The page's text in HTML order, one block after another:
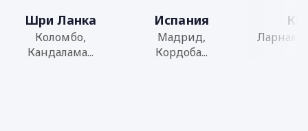
Шри Ланка
Коломбо,
Кандалама...
Испания
Мадрид,
Кордоба...
Ларнака,